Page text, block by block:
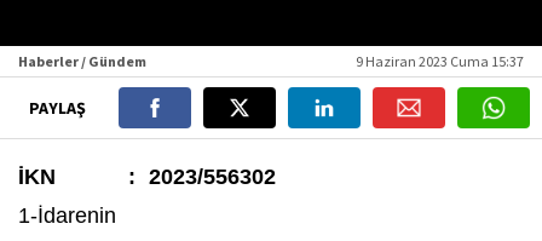
Haberler / Gündem 9 Haziran 2023 Cuma 15:37
PAYLAŞ
İKN : 2023/556302
1-İdarenin